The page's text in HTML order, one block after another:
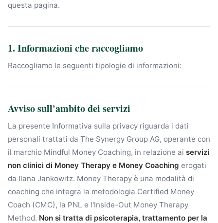
questa pagina.
1. Informazioni che raccogliamo
Raccogliamo le seguenti tipologie di informazioni:
Avviso sull'ambito dei servizi
La presente Informativa sulla privacy riguarda i dati
personali trattati da The Synergy Group AG, operante con
il marchio Mindful Money Coaching, in relazione ai servizi
non clinici di Money Therapy e Money Coaching erogati
da Ilana Jankowitz. Money Therapy è una modalità di
coaching che integra la metodologia Certified Money
Coach (CMC), la PNL e l'Inside-Out Money Therapy
Method. Non si tratta di psicoterapia, trattamento per la